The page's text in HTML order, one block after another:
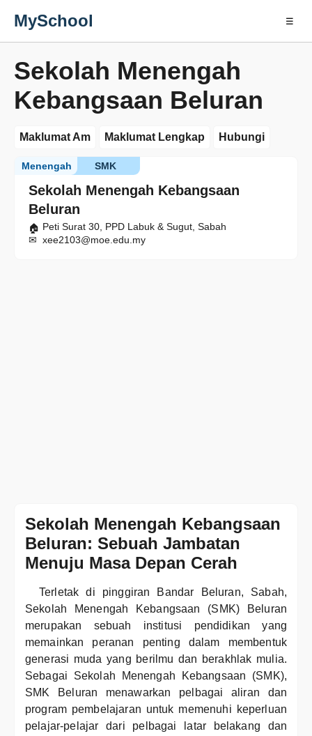
MySchool ☰
Sekolah Menengah
Kebangsaan Beluran
Maklumat Am Maklumat Lengkap Hubungi
Sekolah Menengah Kebangsaan
Beluran
SMK
Menengah
Peti Surat 30, PPD Labuk & Sugut, Sabah
xee2103@moe.edu.my
Sekolah Menengah Kebangsaan
Beluran: Sebuah Jambatan
Menuju Masa Depan Cerah
Terletak di pinggiran Bandar Beluran, Sabah,
Sekolah Menengah Kebangsaan (SMK) Beluran
merupakan sebuah institusi pendidikan yang
memainkan peranan penting dalam membentuk
generasi muda yang berilmu dan berakhlak mulia.
Sebagai Sekolah Menengah Kebangsaan (SMK),
SMK Beluran menawarkan pelbagai aliran dan
program pembelajaran untuk memenuhi keperluan
pelajar-pelajar dari pelbagai latar belakang dan